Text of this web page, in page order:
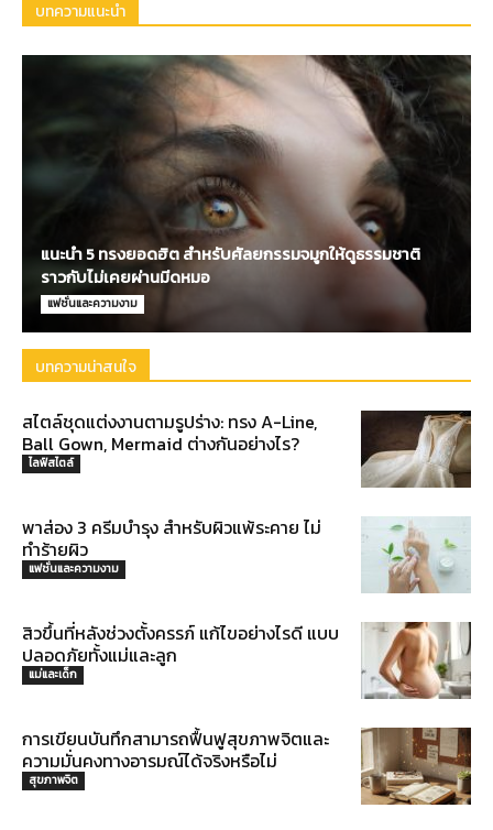
บทความแนะนำ
แนะนำ 5 ทรงยอดฮิต สำหรับศัลยกรรมจมูกให้ดูธรรมชาติ
ราวกับไม่เคยผ่านมีดหมอ
แฟชั่นและความงาม
บทความน่าสนใจ
สไตล์ชุดแต่งงานตามรูปร่าง: ทรง A-Line,
Ball Gown, Mermaid ต่างกันอย่างไร?
ไลฟ์สไตล์
พาส่อง 3 ครีมบำรุง สำหรับผิวแพ้ระคาย ไม่
ทำร้ายผิว
แฟชั่นและความงาม
สิวขึ้นที่หลังช่วงตั้งครรภ์ แก้ไขอย่างไรดี แบบ
ปลอดภัยทั้งแม่และลูก
แม่และเด็ก
การเขียนบันทึกสามารถฟื้นฟูสุขภาพจิตและ
ความมั่นคงทางอารมณ์ได้จริงหรือไม่
สุขภาพจิต